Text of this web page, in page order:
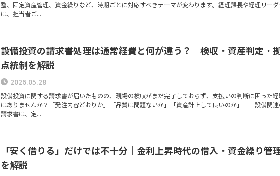
整、固定資産管理、資金繰りなど、時期ごとに対応すべきテーマが変わります。経理課長や経理リーダ
は、担当者ご...
設備投資の請求書処理は通常経費と何が違う？｜検収・資産判定・
点統制を解説
2026.05.28
設備投資に関する請求書が届いたものの、現場の検収がまだ完了しておらず、支払いの判断に困った
はありませんか？「発注内容どおりか」「品質は問題ないか」「資産計上して良いのか」──設備関連
請求書は、定...
「安く借りる」だけでは不十分｜金利上昇時代の借入・資金繰り管
を解説